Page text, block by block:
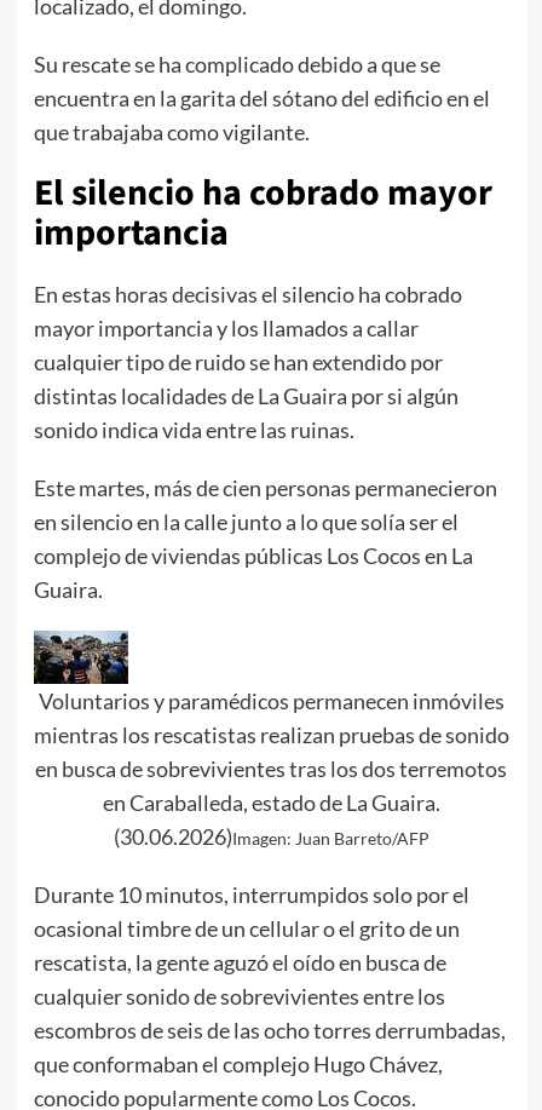
localizado, el domingo.
Su rescate se ha complicado debido a que se
encuentra en la garita del sótano del edificio en el
que trabajaba como vigilante.
El silencio ha cobrado mayor
importancia
En estas horas decisivas el silencio ha cobrado
mayor importancia y los llamados a callar
cualquier tipo de ruido se han extendido por
distintas localidades de La Guaira por si algún
sonido indica vida entre las ruinas.
Este martes, más de cien personas permanecieron
en silencio en la calle junto a lo que solía ser el
complejo de viviendas públicas Los Cocos en La
Guaira.
Voluntarios y paramédicos permanecen inmóviles
mientras los rescatistas realizan pruebas de sonido
en busca de sobrevivientes tras los dos terremotos
en Caraballeda, estado de La Guaira.
(30.06.2026)Imagen: Juan Barreto/AFP
Durante 10 minutos, interrumpidos solo por el
ocasional timbre de un cellular o el grito de un
rescatista, la gente aguzó el oído en busca de
cualquier sonido de sobrevivientes entre los
escombros de seis de las ocho torres derrumbadas,
que conformaban el complejo Hugo Chávez,
conocido popularmente como Los Cocos.